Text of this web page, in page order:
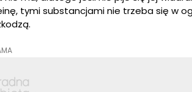
tymi substancjami nie trzeba się w